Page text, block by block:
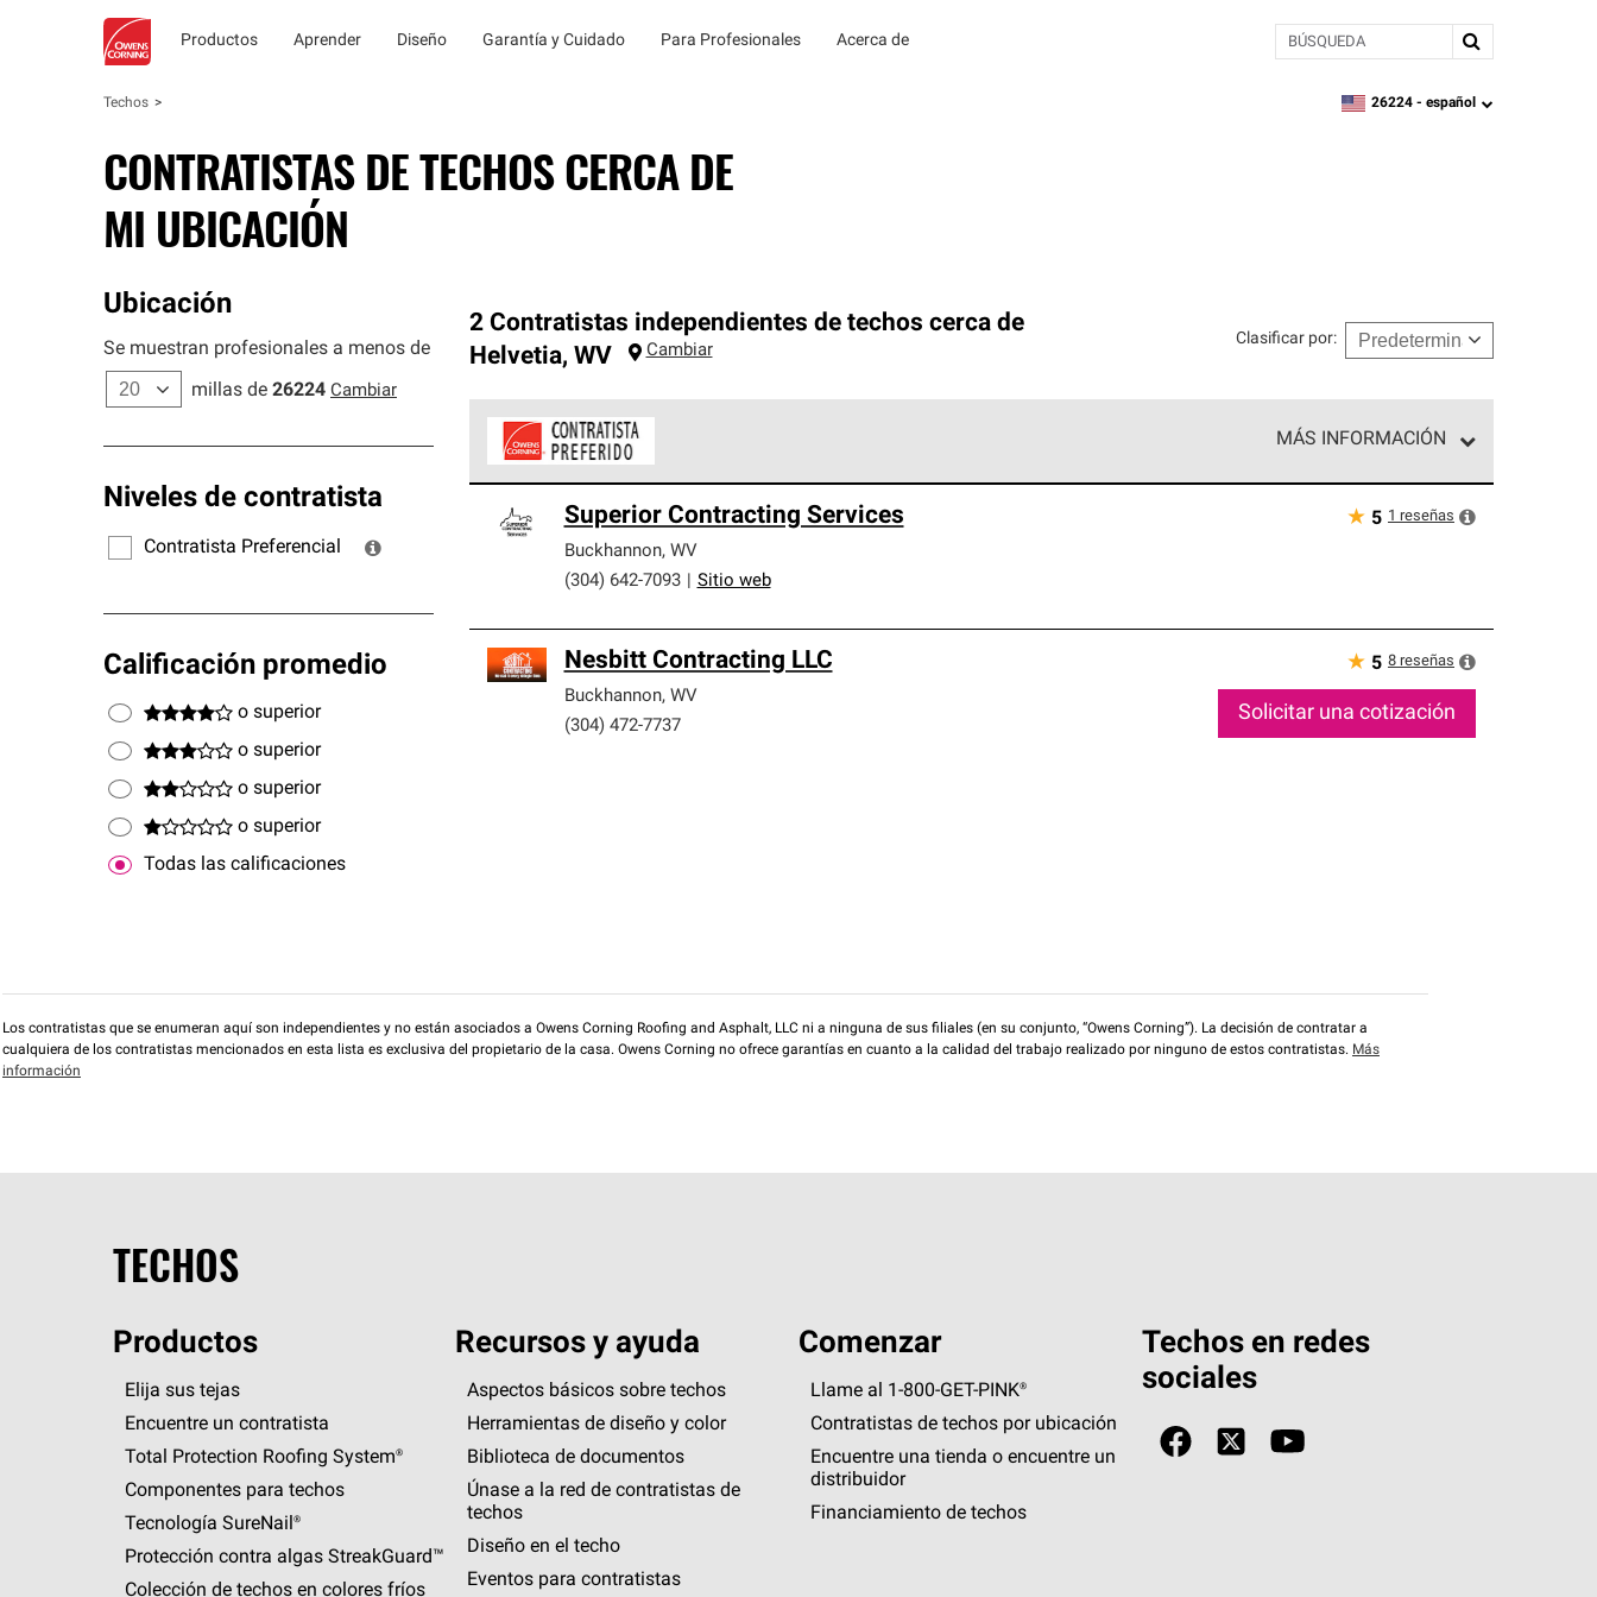
Productos Aprender Diseño Garantía y Cuidado Para Profesionales Acerca de BÚSQUEDA
Techos zipcode,language
26224 - español
CONTRATISTAS DE TECHOS CERCA DE
MI UBICACIÓN
Ubicación
Se muestran profesionales a menos de
millas de 26224 Cambiar
Niveles de contratista
Contratista Preferencial
Calificación promedio
o superior
o superior
o superior
o superior
Todas las calificaciones
2 Contratistas independientes de techos cerca de
Helvetia, WV Cambiar
Clasificar por:
MÁS INFORMACIÓN
cumplen con altos estándares y requisitos estrictos de profesionalismo y confiabilidad.
Superior Contracting Services
Buckhannon, WV
(304) 642-7093
Sitio web
★ 5 1 reseñas
Nesbitt Contracting LLC
Buckhannon, WV
(304) 472-7737
★ 5 8 reseñas
Solicitar una cotización
Los contratistas que se enumeran aquí son independientes y no están asociados a Owens Corning Roofing and Asphalt, LLC ni a ninguna de sus filiales (en su conjunto, “Owens Corning”). La decisión de contratar a
cualquiera de los contratistas mencionados en esta lista es exclusiva del propietario de la casa. Owens Corning no ofrece garantías en cuanto a la calidad del trabajo realizado por ninguno de estos contratistas. Más
información
TECHOS
Productos
Elija sus tejas
Encuentre un contratista
Total Protection Roofing System®
Componentes para techos
Tecnología SureNail®
Protección contra algas StreakGuard™
Colección de techos en colores fríos
Recursos y ayuda
Aspectos básicos sobre techos
Herramientas de diseño y color
Biblioteca de documentos
Únase a la red de contratistas de
techos
Diseño en el techo
Eventos para contratistas
Comenzar
Llame al 1-800-GET -PINK®
Contratistas de techos por ubicación
Encuentre una tienda o encuentre un
distribuidor
Financiamiento de techos
Techos en redes
sociales